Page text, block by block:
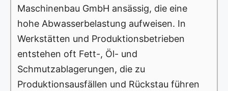
Maschinenbau GmbH ansässig, die eine
hohe Abwasserbelastung aufweisen. In
Werkstätten und Produktionsbetrieben
entstehen oft Fett-, Öl- und
Schmutzablagerungen, die zu
Produktionsausfällen und Rückstau führen